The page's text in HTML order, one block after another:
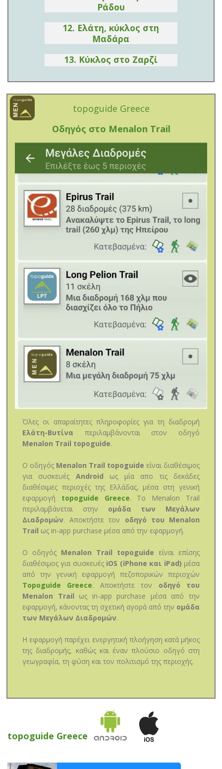
Ράδου
12. Ελάτη, κύκλος στη
Μαδάρα
13. Κύκλος στο Ζαρζί
topoguide Greece
Οδηγός στο Menalon Trail
Όλες οι απαραίτητες πληροφορίες για τη διαδρομή
Ελάτη-Βυτίνα περιλαμβάνονται στον οδηγό
Menalon Trail topoguide.
Ο οδηγός Menalon Trail topoguide είναι διαθέσιμος
για συσκευές Android ως μία απο τις δεκάδες
διαθέσιμες περιοχές της Ελλάδας, μέσα στη γενική
εφαρμογή topoguide Greece. Το Menalon Trail
περιλαμβάνεται στην ομάδα των Μεγάλων
Διαδρομών. Αποκτήστε τον οδηγό του Menalon
Trail ως in-app purchase μέσα από την εφαρμογή.
Ο οδηγός Menalon Trail topoguide είναι επίσης
διαθέσιμος για συσκευές iOS (iPhone και iPad) μέσα
από την γενική εφαρμογή πεζοπορικών περιοχών
Topoguide Greece. Αποκτήστε τον οδηγό του
Menalon Trail ως in-app purchase μέσα από την
εφαρμογή, κάνοντας τη σχετική αγορά από την ομάδα
των Μεγάλων Διαδρομών.
Η εφαρμογή παρέχει ενεργητική πλοήγηση κατά μήκος
της διαδρομής, καθώς και έναν πλούσιο οδηγό στη
γεωγραφία, τη φύση και τον πολιτισμό της περιοχής.
topoguide Greece